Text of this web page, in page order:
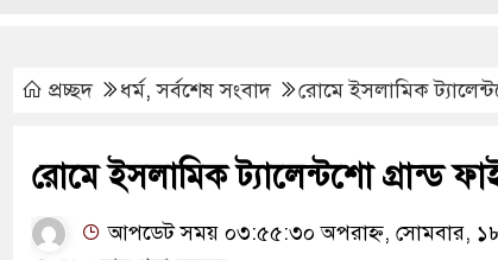
প্রচ্ছদ ধর্ম,সর্বশেষ সংবাদ রোমে ইসলামিক
রোমে ইসলামিক ট্যালেন্টশো গ্রান্ড
আপডেট সময় ০৩:৫৫:৩০ অপরাহ্ন, সোমবার,